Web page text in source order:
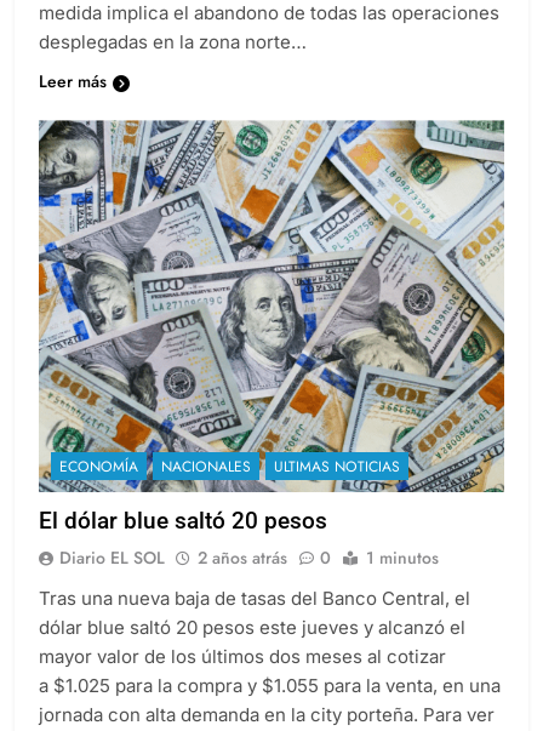
medida implica el abandono de todas las operaciones
desplegadas en la zona norte…
Leer más
ECONOMÍA NACIONALES ULTIMAS NOTICIAS
El dólar blue saltó 20 pesos
Diario EL SOL 2 años atrás 0 1 minutos
Tras una nueva baja de tasas del Banco Central, el
dólar blue saltó 20 pesos este jueves y alcanzó el
mayor valor de los últimos dos meses al cotizar
a $1.025 para la compra y $1.055 para la venta, en una
jornada con alta demanda en la city porteña. Para ver